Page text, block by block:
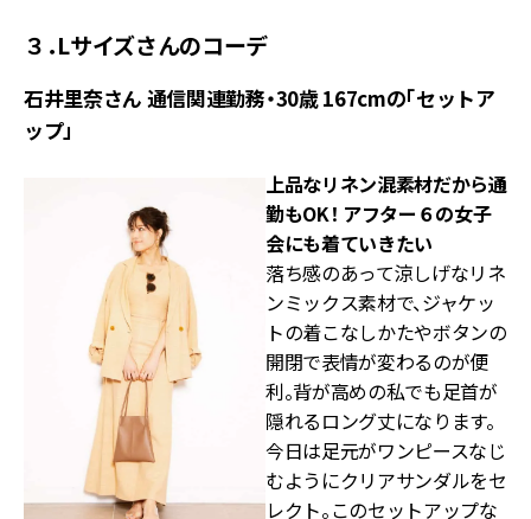
３．Lサイズさんのコーデ
石井里奈さん 通信関連勤務・30歳 167cmの「セットア
ップ」
上品なリネン混素材だから通
勤もOK！ アフター６の女子
会にも着ていきたい
落ち感のあって涼しげなリネ
ンミックス素材で、ジャケッ
トの着こなしかたやボタンの
開閉で表情が変わるのが便
利。背が高めの私でも足首が
隠れるロング丈になります。
今日は足元がワンピースなじ
むようにクリアサンダルをセ
レクト。このセットアップな